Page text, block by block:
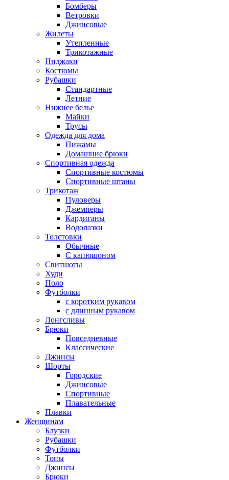
Бомберы
Ветровки
Джинсовые
Жилеты
Утепленные
Трикотажные
Пиджаки
Костюмы
Рубашки
Стандартные
Летние
Нижнее белье
Майки
Трусы
Одежда для дома
Пижамы
Домашние брюки
Спортивная одежда
Спортивные костюмы
Спортивные штаны
Трикотаж
Пуловеры
Джемперы
Кардиганы
Водолазки
Толстовки
Обычные
С капюшоном
Свитшоты
Худи
Поло
Футболки
с коротким рукавом
с длинным рукавом
Лонгсливы
Брюки
Повседневные
Классические
Джинсы
Шорты
Городские
Джинсовые
Спортивные
Плавательные
Плавки
Женщинам
Блузки
Рубашки
Футболки
Топы
Джинсы
Брюки